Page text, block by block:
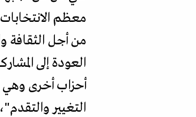
معظم
من أجل الثقافة
أحزاب أخرى وهي
التغيير